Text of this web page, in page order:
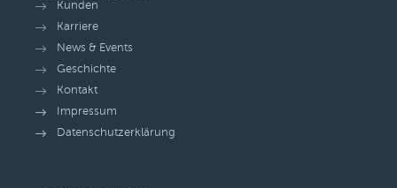
Kunden
Karriere
News & Events
Geschichte
Kontakt
Impressum
Datenschutzerklärung